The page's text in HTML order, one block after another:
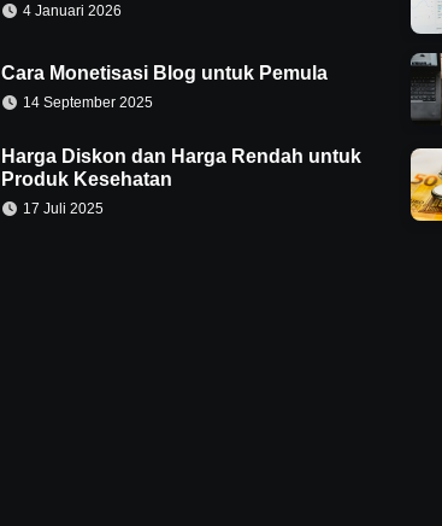
4 Januari 2026
Cara Monetisasi Blog untuk Pemula
14 September 2025
Harga Diskon dan Harga Rendah untuk
Produk Kesehatan
17 Juli 2025